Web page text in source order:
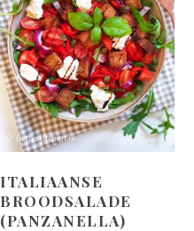
ITALIAANSE
BROODSALADE
(PANZANELLA)